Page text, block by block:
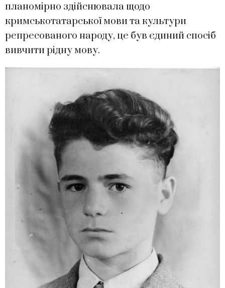
планомірно здійснювала щодо
кримськотатарської мови та культури
репресованого народу, це був єдиний спосіб
вивчити рідну мову.